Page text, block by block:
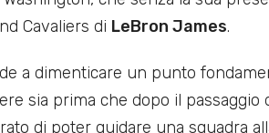
Cavaliers di LeBron James.
a dimenticare un punto
sia prima che dopo il passaggio
di poter guidare una squadra